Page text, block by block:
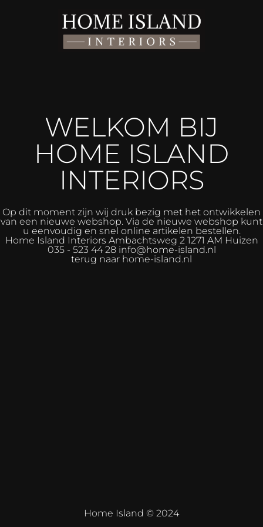
WELKOM BIJ
HOME ISLAND
INTERIORS
Op dit moment zijn wij druk bezig met het ontwikkelen
van een nieuwe webshop. Via de nieuwe webshop kunt
u eenvoudig en snel online artikelen bestellen.
Home Island Interiors Ambachtsweg 2 1271 AM Huizen
035 - 523 44 28 info@home-island.nl
terug naar home-island.nl
Home Island © 2024